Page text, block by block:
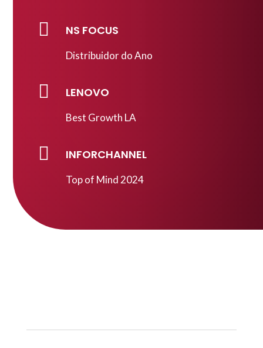
 NS FOCUS
Distribuidor do Ano
 LENOVO
Best Growth LA
 INFORCHANNEL
Top of Mind 2024